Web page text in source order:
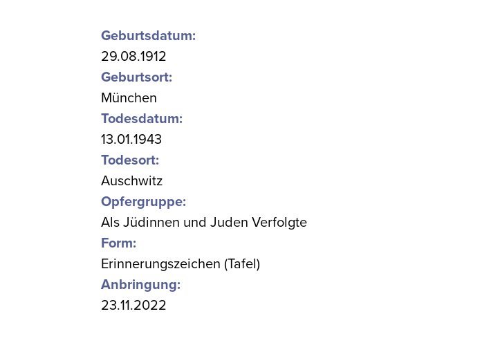
Geburtsdatum:
29.08.1912
Geburtsort:
München
Todesdatum:
13.01.1943
Todesort:
Auschwitz
Opfergruppe:
Als Jüdinnen und Juden Verfolgte
Form:
Erinnerungszeichen (Tafel)
Anbringung:
23.11.2022